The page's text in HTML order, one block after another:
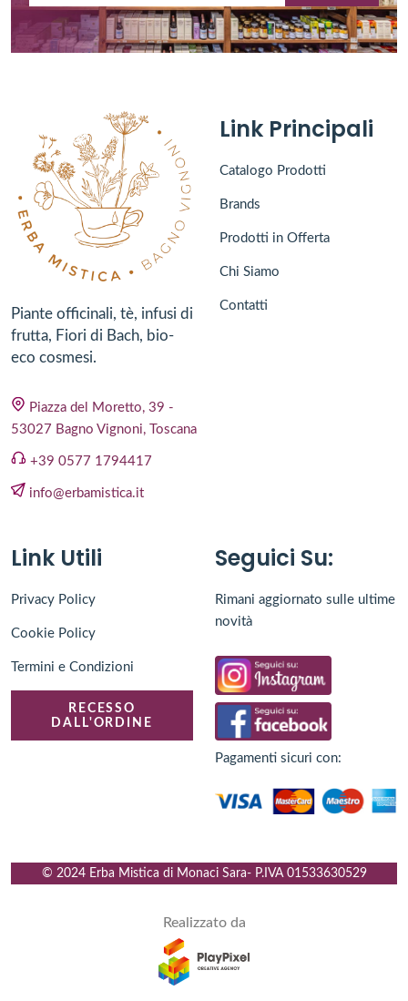
Piante officinali, tè, infusi di
frutta, Fiori di Bach, bio-
eco cosmesi.
Piazza del Moretto, 39 -
53027 Bagno Vignoni, Toscana
+39 0577 1794417
info@erbamistica.it
Link Principali
Catalogo Prodotti
Brands
Prodotti in Offerta
Chi Siamo
Contatti
Link Utili
Privacy Policy
Cookie Policy
Termini e Condizioni
RECESSO
DALL'ORDINE
Seguici Su:
Rimani aggiornato sulle ultime
novità
Pagamenti sicuri con:
© 2024 Erba Mistica di Monaci Sara- P.IVA 01533630529
Realizzato da